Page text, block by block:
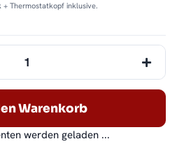
+ Thermostatkopf inklusive.
Warenkorb
werden geladen ...